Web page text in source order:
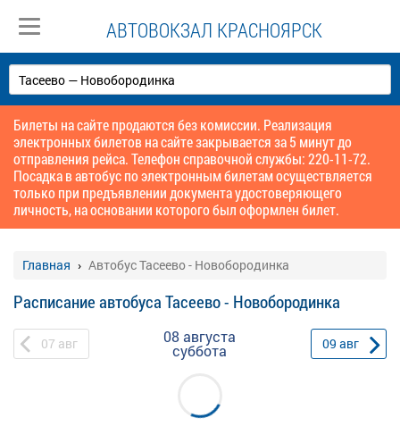
АВТОВОКЗАЛ КРАСНОЯРСК
Билеты на сайте продаются без комиссии. Реализация
электронных билетов на сайте закрывается за 5 минут до
отправления рейса. Телефон справочной службы: 220-11-72.
Посадка в автобус по электронным билетам осуществляется
только при предъявлении документа удостоверяющего
личность, на основании которого был оформлен билет.
Главная Автобус Тасеево - Новобородинка
Расписание автобуса Тасеево - Новобородинка
07 авг 08 августа
суббота 09 авг